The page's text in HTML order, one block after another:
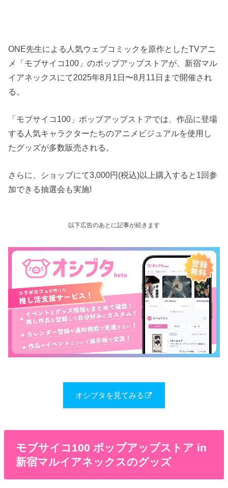
ONE先生による人気ウェブコミックを原作としたTVアニ
メ「モブサイコ100」のポップアップストアが、新宿マル
イアネックスにて2025年8月1日〜8月11日まで開催され
る。
「モブサイコ100」ポップアップストアでは、作品に登場
する人気キャラクターたちのアニメビジュアルを使用し
たグッズが多数販売される。
さらに、ショップにて3,000円(税込)以上購入すると1回参
加できる抽選会も実施!
以下広告のあとに記事が続きます
オシブタを見てみる
モブサイコ100 ポップアップストア in
新宿マルイアネックスのグッズ